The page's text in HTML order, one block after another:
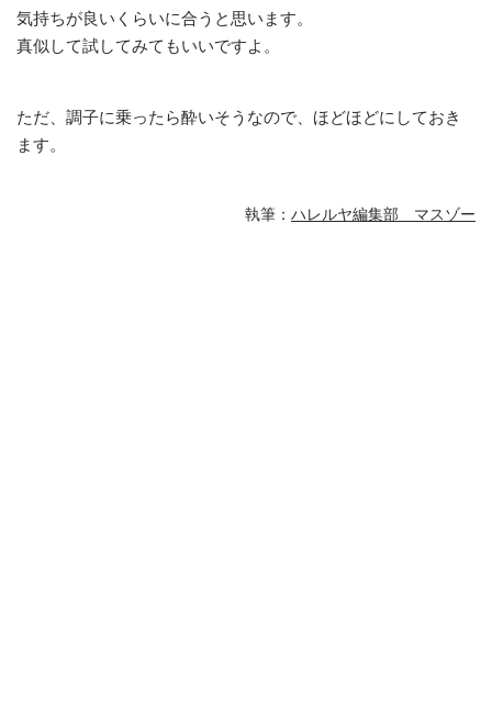
気持ちが良いくらいに合うと思います。
真似して試してみてもいいですよ。
ただ、調子に乗ったら酔いそうなので、ほどほどにしておき
ます。
執筆： ハレルヤ編集部 マスゾー